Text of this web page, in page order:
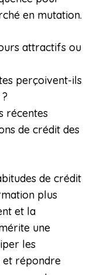
en mutation.
attractifs ou
perçoivent-ils
récentes
de crédit des
de crédit
plus
et la
une
les
et répondre